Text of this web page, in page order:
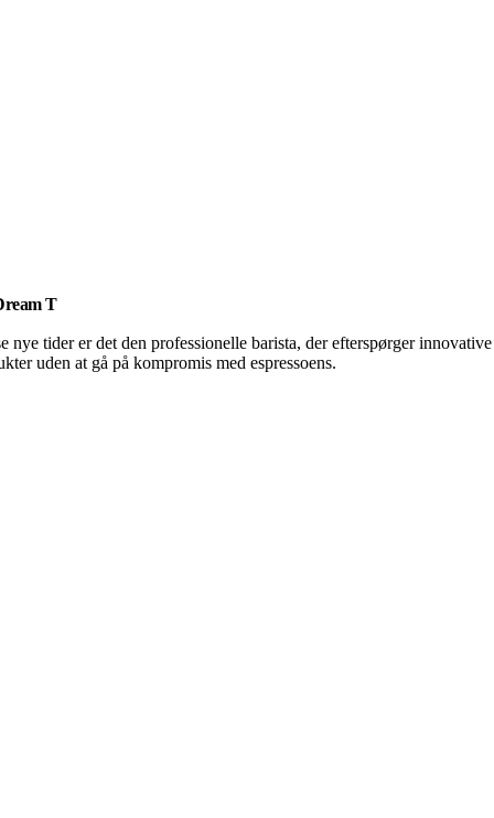
T
nye tider er det den professionelle barista, der efterspørger innovative
uden at gå på kompromis med espressoens.